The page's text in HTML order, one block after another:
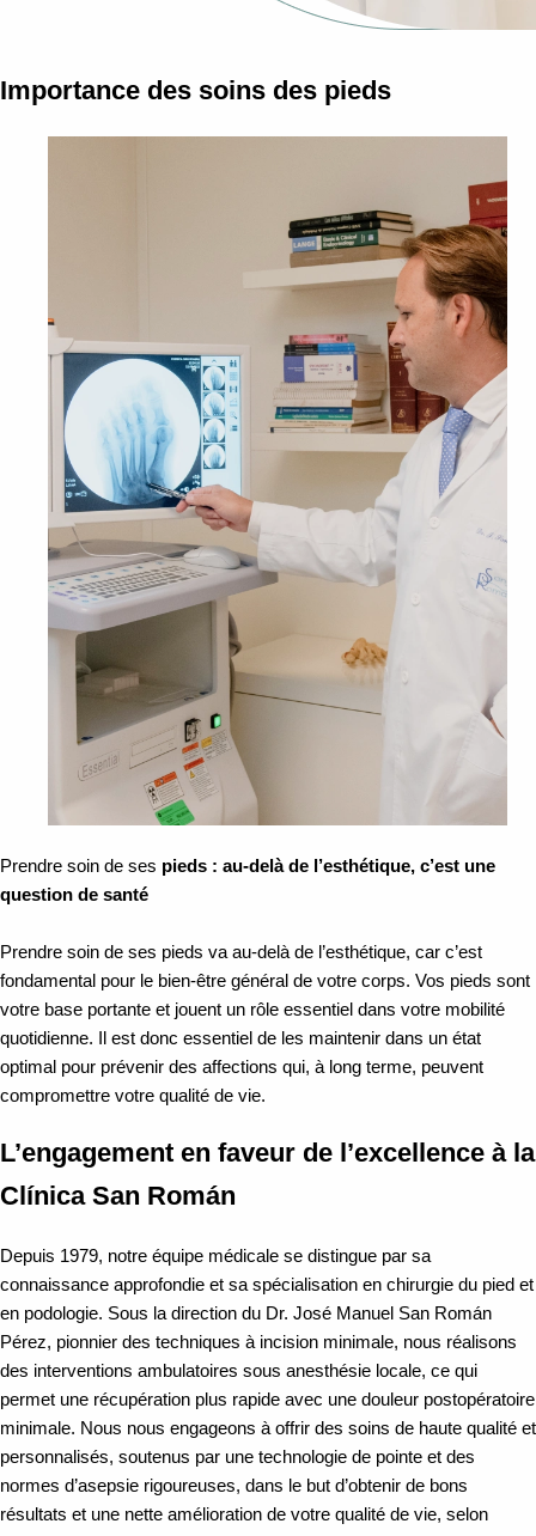
Importance des soins des pieds
Prendre soin de ses pieds : au-delà de l’esthétique, c’est une
question de santé
Prendre soin de ses pieds va au-delà de l’esthétique, car c’est
fondamental pour le bien-être général de votre corps. Vos pieds sont
votre base portante et jouent un rôle essentiel dans votre mobilité
quotidienne. Il est donc essentiel de les maintenir dans un état
optimal pour prévenir des affections qui, à long terme, peuvent
compromettre votre qualité de vie.
L’engagement en faveur de l’excellence à la
Clínica San Román
Depuis 1979, notre équipe médicale se distingue par sa
connaissance approfondie et sa spécialisation en chirurgie du pied et
en podologie. Sous la direction du Dr. José Manuel San Román
Pérez, pionnier des techniques à incision minimale, nous réalisons
des interventions ambulatoires sous anesthésie locale, ce qui
permet une récupération plus rapide avec une douleur postopératoire
minimale. Nous nous engageons à offrir des soins de haute qualité et
personnalisés, soutenus par une technologie de pointe et des
normes d’asepsie rigoureuses, dans le but d’obtenir de bons
résultats et une nette amélioration de votre qualité de vie, selon